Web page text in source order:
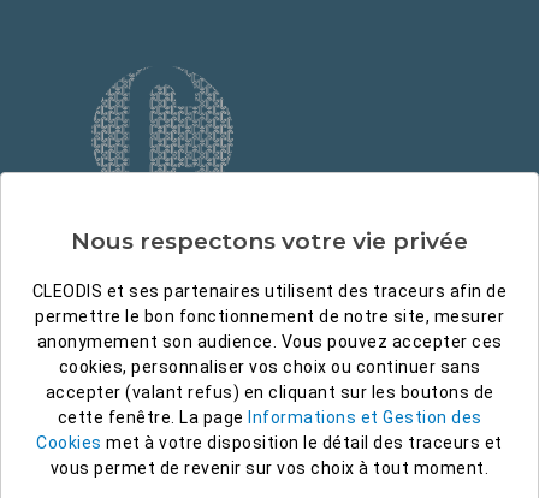
CLEODIS est membre du
groupe SIMPEL
(SIMPEL, CLEODIS, ASSETS)
Nous respectons votre vie privée
CLEODIS et ses partenaires utilisent des traceurs afin de
permettre le bon fonctionnement de notre site, mesurer
anonymement son audience. Vous pouvez accepter ces
cookies, personnaliser vos choix ou continuer sans
accepter (valant refus) en cliquant sur les boutons de
cette fenêtre. La page Informations et Gestion des
Cookies met à votre disposition le détail des traceurs et
vous permet de revenir sur vos choix à tout moment.